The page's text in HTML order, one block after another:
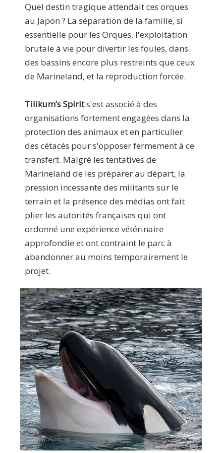
Quel destin tragique attendait ces orques
au Japon ? La séparation de la famille, si
essentielle pour les Orques, l'exploitation
brutale à vie pour divertir les foules, dans
des bassins encore plus restreints que ceux
de Marineland, et la reproduction forcée.
Tilikum’s Spirits'est associé à des
organisations fortement engagées dans la
protection des animaux et en particulier
des cétacés pour s'opposer fermement à ce
transfert. Malgré les tentatives de
Marineland de les préparer au départ, la
pression incessante des militants sur le
terrain et la présence des médias ont fait
plier les autorités françaises qui ont
ordonné une expérience vétérinaire
approfondie et ont contraint le parc à
abandonner au moins temporairement le
projet.